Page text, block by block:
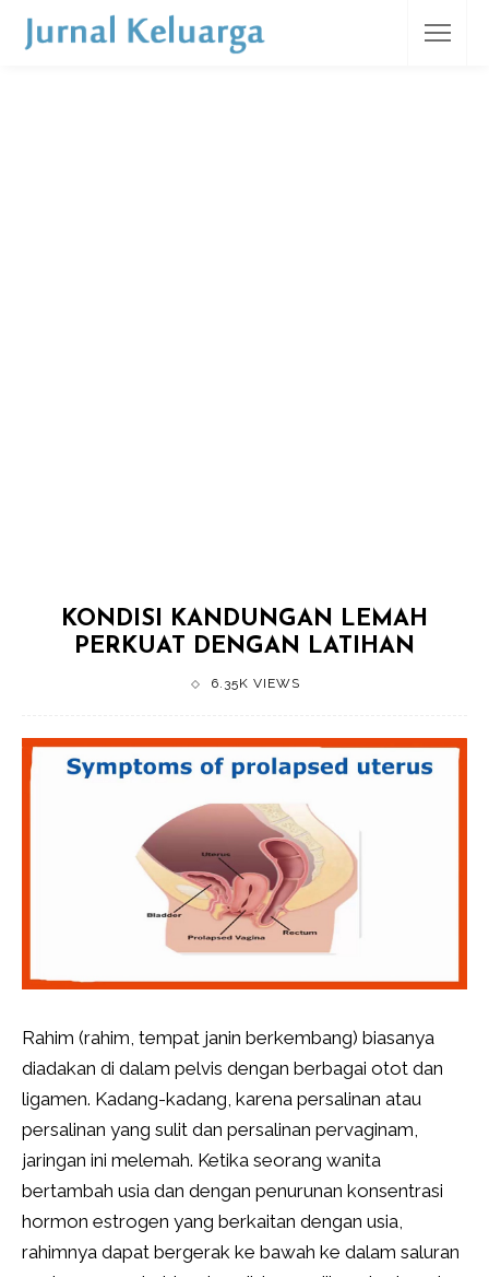
KONDISI KANDUNGAN LEMAH
PERKUAT DENGAN LATIHAN
6.35K VIEWS
Rahim (rahim, tempat janin berkembang) biasanya
diadakan di dalam pelvis dengan berbagai otot dan
ligamen. Kadang-kadang, karena persalinan atau
persalinan yang sulit dan persalinan pervaginam,
jaringan ini melemah. Ketika seorang wanita
bertambah usia dan dengan penurunan konsentrasi
hormon estrogen yang berkaitan dengan usia,
rahimnya dapat bergerak ke bawah ke dalam saluran